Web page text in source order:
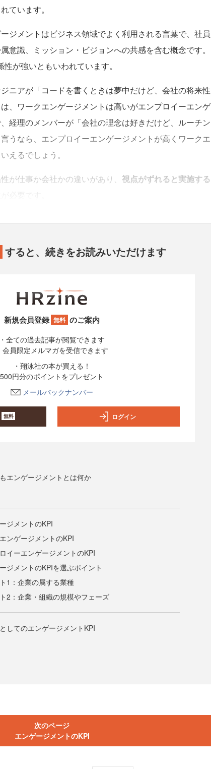
ています。
ジメントはビジネス領域でよく利用される言葉で、社員
意識、ミッション・ビジョンへの共感を含む概念です。
が強いともいわれています。
ニアが「コードを書くときは夢中だけど、会社の将来性
、ワークエンゲージメントは高いがエンプロイーエンゲ
経理のメンバーが「会社の理念は好きだけど、ルーチン
うなら、エンプロイーエンゲージメントが高くワークエ
えるでしょう。
が仕事か会社かの違いがあり、 視点がずれると実施する
すると、続きをお読みいただけます
新規会員登録 無料 のご案内
・全ての過去記事が閲覧できます
会員限定メルマガを受信できます
・翔泳社の本が買える！
500円分のポイントをプレゼント
メールバックナンバー
無料 ログイン
エンゲージメントとは何か
ジメントのKPI
ンゲージメントのKPI
イーエンゲージメントのKPI
ジメントのKPIを選ぶポイント
1：企業の属する業種
2：企業・組織の規模やフェーズ
してのエンゲージメントKPI
次のページ
エンゲージメントのKPI